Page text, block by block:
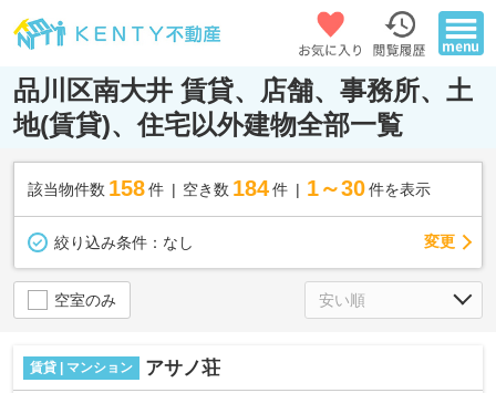
品川区南大井 賃貸、店舗、事務所、土
地(賃貸)、住宅以外建物全部一覧
該当物件数 158件 空き数 184 件 1～30 件を表示
絞り込み条件： なし 変更
空室のみ
賃貸 | マンション アサノ荘